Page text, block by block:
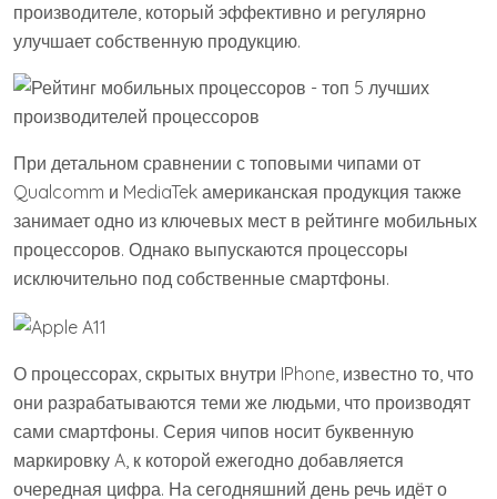
производителе, который эффективно и регулярно
улучшает собственную продукцию.
При детальном сравнении с топовыми чипами от
Qualcomm и MediaTek американская продукция также
занимает одно из ключевых мест в рейтинге мобильных
процессоров. Однако выпускаются процессоры
исключительно под собственные смартфоны.
О процессорах, скрытых внутри IPhone, известно то, что
они разрабатываются теми же людьми, что производят
сами смартфоны. Серия чипов носит буквенную
маркировку A, к которой ежегодно добавляется
очередная цифра. На сегодняшний день речь идёт о